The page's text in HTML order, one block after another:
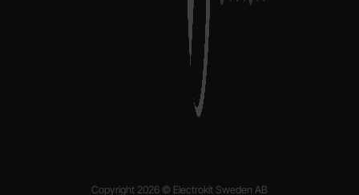
Copyright 2026 © Electrokit Sweden AB